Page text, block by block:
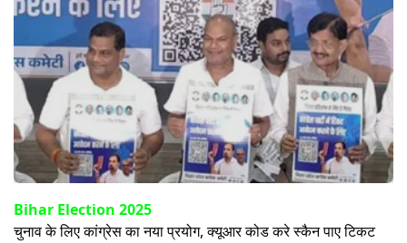
Bihar Election 2025
चुनाव के लिए कांग्रेस का नया प्रयोग, क्यूआर कोड करे स्कैन पाए टिकट